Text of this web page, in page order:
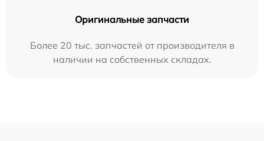
Оригинальные запчасти
Более 20 тыс. запчастей от производителя в
наличии на собственных складах.